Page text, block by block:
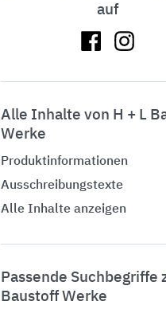
auf
Alle Inhalte von H + L
Werke
Produktinformationen
Ausschreibungstexte
Alle Inhalte anzeigen
Passende Suchbegriffe
Baustoff Werke